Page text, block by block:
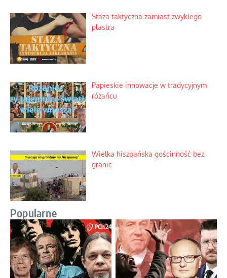
Staza taktyczna zamiast zwykłego
plastra
Papieskie innowacje w tradycyjnym
różańcu
Wielka hiszpańska gościnność bez
granic
Popularne